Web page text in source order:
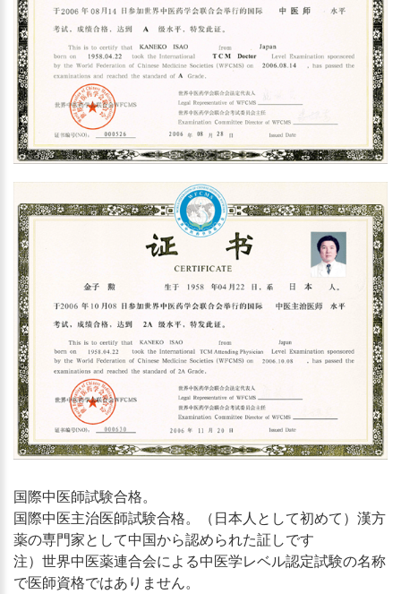
国際中医師試験合格。
国際中医主治医師試験合格。（日本人として初めて）漢方
薬の専門家として中国から認められた証しです
注）世界中医薬連合会による中医学レベル認定試験の名称
で医師資格ではありません。